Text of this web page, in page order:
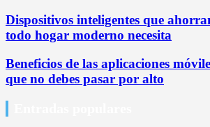
Dispositivos inteligentes que
todo hogar moderno necesita
Beneficios de las aplicaciones
que no debes pasar por alto